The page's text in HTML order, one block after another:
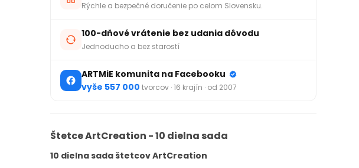
Rýchle a bezpečné doručenie po celom Slovensku.
100-dňové vrátenie bez udania dôvodu
Jednoducho a bez starostí
ARTMiE komunita na Facebooku
vyše 557 000 tvorcov · 16 krajín · od 2007
Štetce ArtCreation - 10 dielna sada
10 dielna sada štetcov ArtCreation